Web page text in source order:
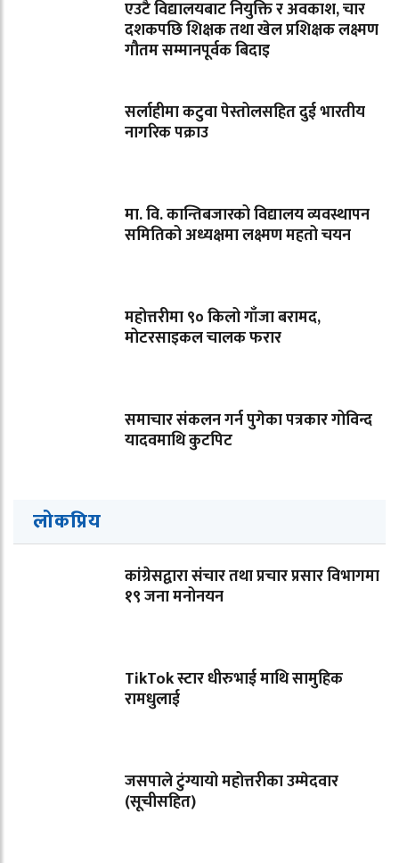
एउटै विद्यालयबाट नियुक्ति र अवकाश, चार
दशकपछि शिक्षक तथा खेल प्रशिक्षक लक्ष्मण
गौतम सम्मानपूर्वक बिदाइ
सर्लाहीमा कटुवा पेस्तोलसहित दुई भारतीय
नागरिक पक्राउ
मा. वि. कान्तिबजारको विद्यालय व्यवस्थापन
समितिको अध्यक्षमा लक्ष्मण महतो चयन
महोत्तरीमा ९० किलो गाँजा बरामद,
मोटरसाइकल चालक फरार
समाचार संकलन गर्न पुगेका पत्रकार गोविन्द
यादवमाथि कुटपिट
लोकप्रिय
कांग्रेसद्वारा संचार तथा प्रचार प्रसार विभागमा
१९ जना मनोनयन
TikTok स्टार धीरुभाई माथि सामुहिक
रामधुलाई
जसपाले टुंग्यायो महोत्तरीका उम्मेदवार
(सूचीसहित)